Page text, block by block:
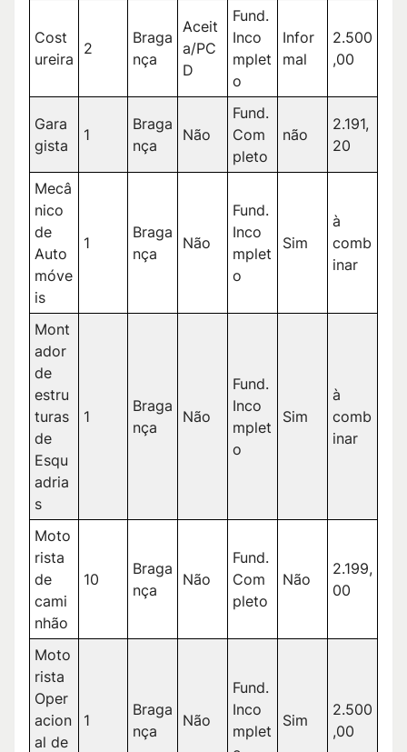
Cost
ureira
2
Braga
nça
Aceit
a/PC
D
Fund.
Inco
mplet
o
Infor
mal
2.500
,00
Gara
gista
1
Braga
nça
Não
Fund.
Com
pleto
não
2.191,
20
Mecâ
nico
de
Auto
móve
is
1
Braga
nça
Não
Fund.
Inco
mplet
o
Sim
à
comb
inar
Mont
ador
de
estru
turas
de
Esqu
adria
s
1
Braga
nça
Não
Fund.
Inco
mplet
o
Sim
à
comb
inar
Moto
rista
de
cami
nhão
10
Braga
nça
Não
Fund.
Com
pleto
Não
2.199,
00
Moto
rista
Oper
acion
al de
1
Braga
nça
Não
Fund.
Inco
mplet
Sim
2.500
,00